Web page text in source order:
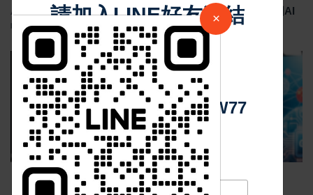
AMD與Cerebras攜手AI推論突破 OpenAI研究員肯定美國AI
晶片合作加速競爭
最新消息
Jul 29 2026 1776
請加入LINE好友連結
中 華 超 傳 媒
Https://reurl.cc/adqW77
×